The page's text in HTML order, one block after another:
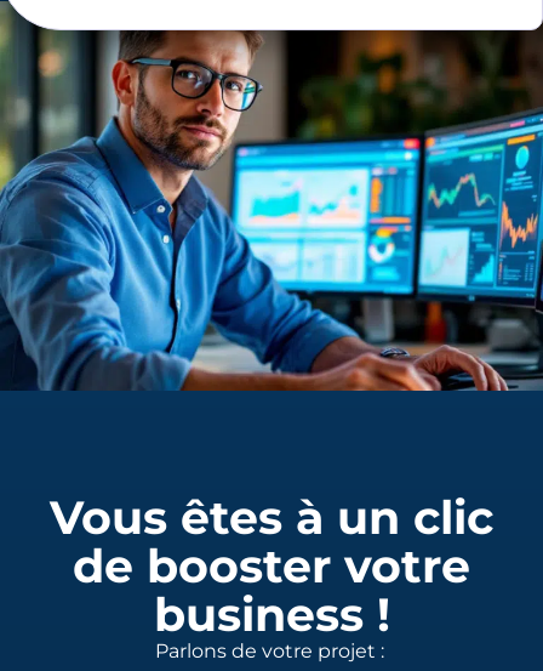
Vous êtes à un clic
de booster votre
business !
Parlons de votre projet :